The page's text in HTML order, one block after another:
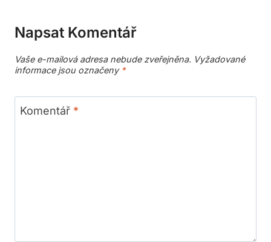
Napsat Komentář
Vaše e-mailová adresa nebude zveřejněna. Vyžadované
informace jsou označeny *
Komentář *